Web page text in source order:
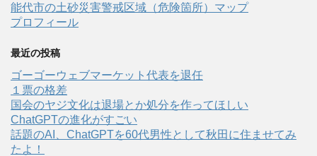
能代市の土砂災害警戒区域（危険箇所）マップ
プロフィール
最近の投稿
ゴーゴーウェブマーケット代表を退任
１票の格差
国会のヤジ文化は退場とか処分を作ってほしい
ChatGPTの進化がすごい
話題のAI、ChatGPTを60代男性として秋田に住ませてみ
たよ！